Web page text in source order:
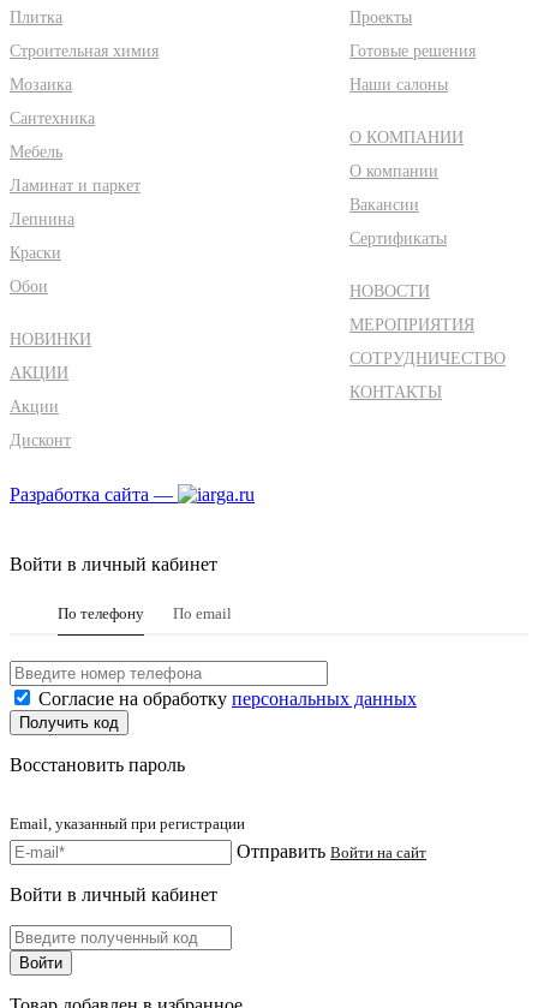
Плитка
Строительная химия
Мозаика
Сантехника
Мебель
Ламинат и паркет
Лепнина
Краски
Обои
НОВИНКИ
АКЦИИ
Акции
Дисконт
Проекты
Готовые решения
Наши салоны
О КОМПАНИИ
О компании
Вакансии
Сертификаты
НОВОСТИ
МЕРОПРИЯТИЯ
СОТРУДНИЧЕСТВО
КОНТАКТЫ
Разработка сайта —
Войти в личный кабинет
По телефону По email
Согласие на обработку персональных данных
Восстановить пароль
Email, указанный при регистрации
Отправить Войти на сайт
Войти в личный кабинет